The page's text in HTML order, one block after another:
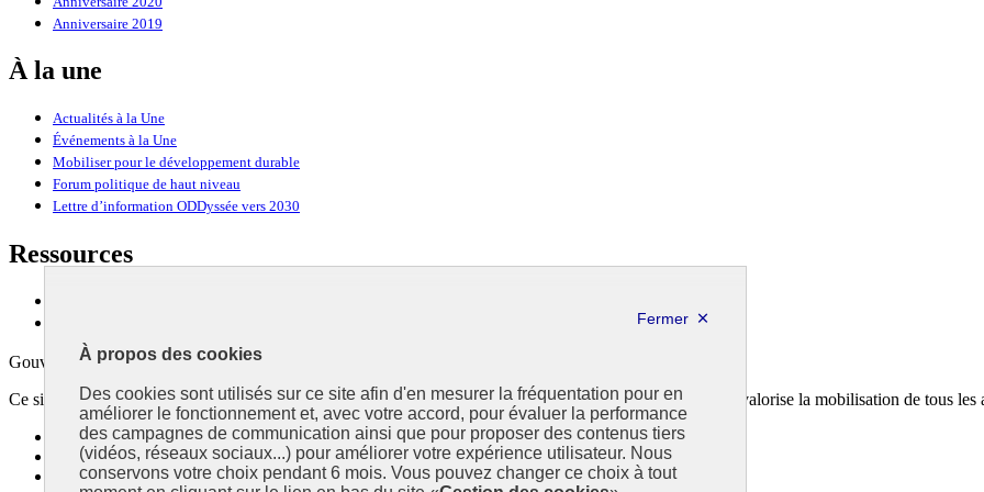
À propos des cookies
Des cookies sont utilisés sur ce site afin d'en mesurer la fréquentation pour en
améliorer le fonctionnement et, avec votre accord, pour évaluer la performance
des campagnes de communication ainsi que pour proposer des contenus tiers
(vidéos, réseaux sociaux...) pour améliorer votre expérience utilisateur. Nous
conservons votre choix pendant 6 mois. Vous pouvez changer ce choix à tout
Anniversaire 2019
À la une
Actualités à la Une
Événements à la Une
Mobiliser pour le développement durable
Forum politique de haut niveau
Lettre d’information ODDyssée vers 2030
Ressources
Gouvernement
Ce site propose l’information de référence concernant l’Agenda 2030 et la feuille de route de la France. Il valorise la mobilisation de tous les
info.gouv.fr- ouvre une nouvelle fenêtre
service-public.fr- ouvre une nouvelle fenêtre
legifrance.gouv.fr- ouvre une nouvelle fenêtre